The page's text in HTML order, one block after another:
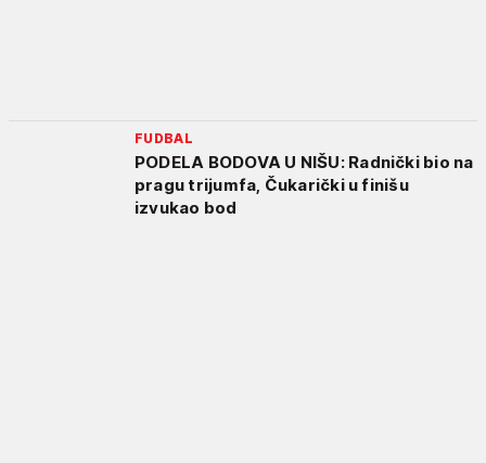
FUDBAL
PODELA BODOVA U NIŠU: Radnički bio na
pragu trijumfa, Čukarički u finišu
izvukao bod